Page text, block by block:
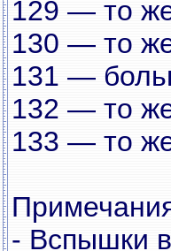
129 — то
130 — то
131 —
132 — то
133 — то
- Вспышки